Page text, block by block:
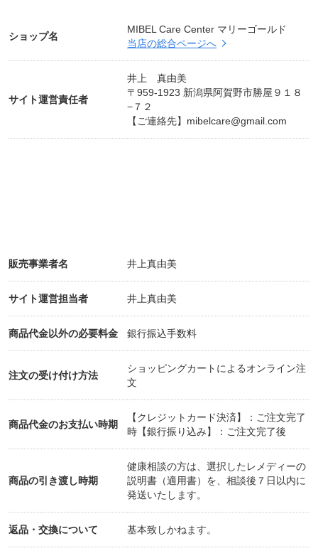
ショップ名
MIBEL Care Center マリーゴールド
当店の総合ページへ
サイト運営責任者
井上 真由美
〒959-1923 新潟県阿賀野市勝屋９１８
−７２
【ご連絡先】 mibelcare@gmail.com
販売事業者名 井上真由美
サイト運営担当者 井上真由美
商品代金以外の必要料金 銀行振込手数料
注文の受け付け方法
ショッピングカートによるオンライン注
文
商品代金のお支払い時期
【クレジットカード決済】：ご注文完了
時【銀行振り込み】：ご注文完了後
商品の引き渡し時期
健康相談の方は、選択したレメディーの
説明書（適用書）を、相談後７日以内に
発送いたします。
返品・交換について 基本致しかねます。